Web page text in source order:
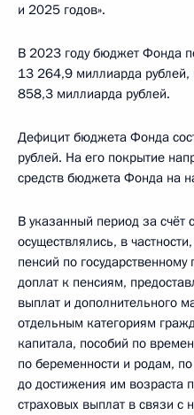
и 2025 годов».
В 2023 году бюджет Фонда
13 264,9 миллиарда
858,3 миллиарда рублей.
Дефицит бюджета Фонда
рублей. На его покрытие
средств бюджета Фонда на
В указанный период за счёт
осуществлялись, в
пенсий по
доплат к пенсиям,
выплат и дополнительного
отдельным категориям
капитала, пособий по
по беременности и родам,
до достижения им возраста
страховых выплат в связи с